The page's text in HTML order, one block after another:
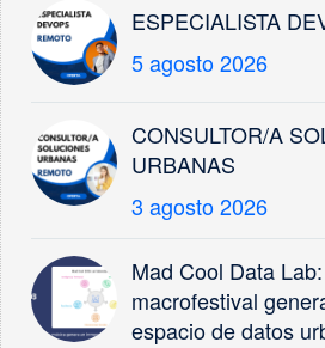
ESPECIALISTA
5 agosto 2026
CONSULTOR/A
URBANAS
3 agosto 2026
Mad Cool Data
macrofestival
espacio de datos